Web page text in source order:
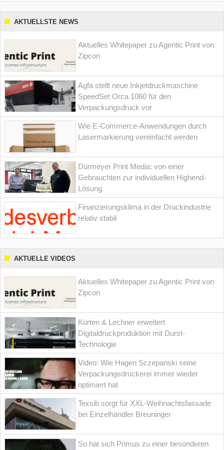
AKTUELLSTE NEWS
Aktuelles Whitepaper zu Agentic Print von
Zipcon
Agfa stellt neue Inkjetdruckmaschine
SpeedSet Orca 1060 für den
Verpackungsdruck vor
Wie E-Commerce-Anwendungen durch
Lasermarkierung vereinfacht werden
Dürmeyer Print Media: von einer
Gebrauchten zur individuellen Highend-
Lösung
Finanzierungsklima in der Druckindustrie
relativ stabil
AKTUELLE VIDEOS
Aktuelles Whitepaper zu Agentic Print von
Zipcon
Kürten & Lechner erweitert
Digitaldruckproduktion mit Durst-
Technologie
Video: Wie Hagen Sczepanski seine
Verpackungsdruckerei immer wieder
optimiert hat
Texsib sorgt für XXL-Weihnachtsfassade
bei Einzelhändler Breuninger
So hat sich Primus zu einer besonderen